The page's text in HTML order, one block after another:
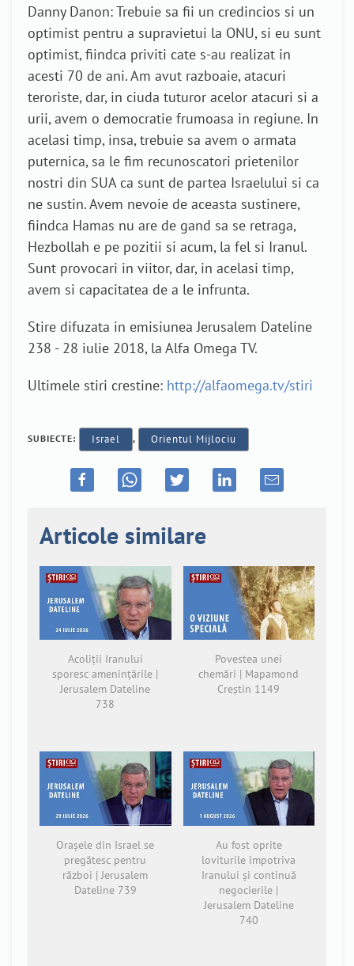
Danny Danon: Trebuie sa fii un credincios si un
optimist pentru a supravietui la ONU, si eu sunt
optimist, fiindca priviti cate s-au realizat in
acesti 70 de ani. Am avut razboaie, atacuri
teroriste, dar, in ciuda tuturor acelor atacuri si a
urii, avem o democratie frumoasa in regiune. In
acelasi timp, insa, trebuie sa avem o armata
puternica, sa le fim recunoscatori prietenilor
nostri din SUA ca sunt de partea Israelului si ca
ne sustin. Avem nevoie de aceasta sustinere,
fiindca Hamas nu are de gand sa se retraga,
Hezbollah e pe pozitii si acum, la fel si Iranul.
Sunt provocari in viitor, dar, in acelasi timp,
avem si capacitatea de a le infrunta.
Stire difuzata in emisiunea Jerusalem Dateline
238 - 28 iulie 2018, la Alfa Omega TV.
Ultimele stiri crestine: http://alfaomega.tv/stiri
SUBIECTE: Israel , Orientul Mijlociu
Articole similare
Acoliții Iranului
sporesc amenințările |
Jerusalem Dateline
738
Povestea unei
chemări | Mapamond
Creștin 1149
Orașele din Israel se
pregătesc pentru
război | Jerusalem
Dateline 739
Au fost oprite
loviturile împotriva
Iranului și continuă
negocierile |
Jerusalem Dateline
740